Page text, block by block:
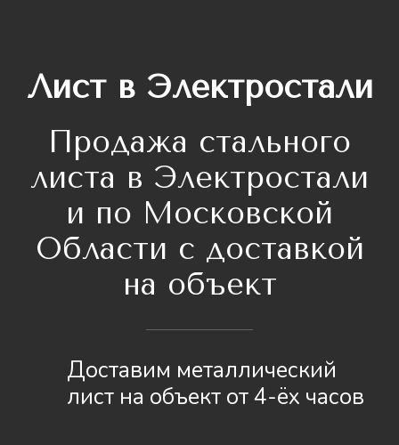
Лист в Электростали
Продажа стального
листа в Электростали
и по Московской
Области с доставкой
на объект
Доставим металлический
лист на объект от 4-ёх часов